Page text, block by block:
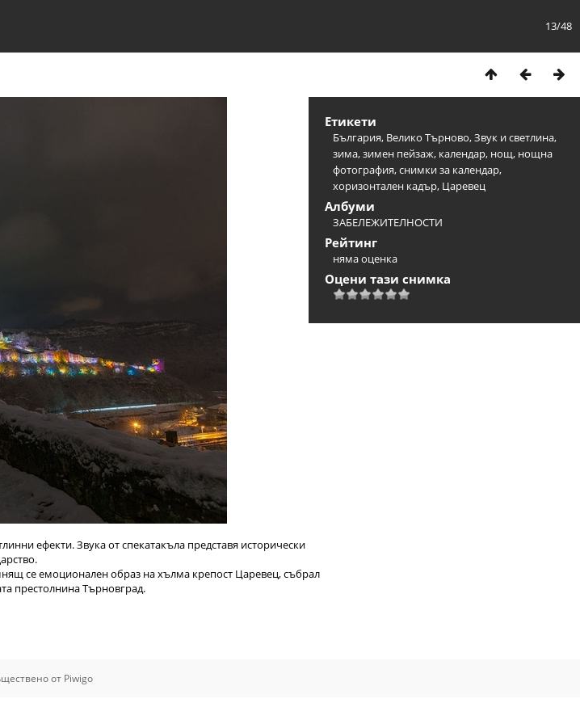
13/48
ефекти. Звука от спекатакъла представя исторически
се емоционален образ на хълма крепост Царевец, събрал
престолнина Търновград.
Етикети
България, Велико Търново,Звук и светлина,
зима,зимен пейзаж, календар, нощ, нощна
фотография,снимки за календар,
хоризонтален кадър, Царевец
Албуми
ЗАБЕЛЕЖИТЕЛНОСТИ
Рейтинг
няма оценка
Оцени тази снимка
от Piwigo